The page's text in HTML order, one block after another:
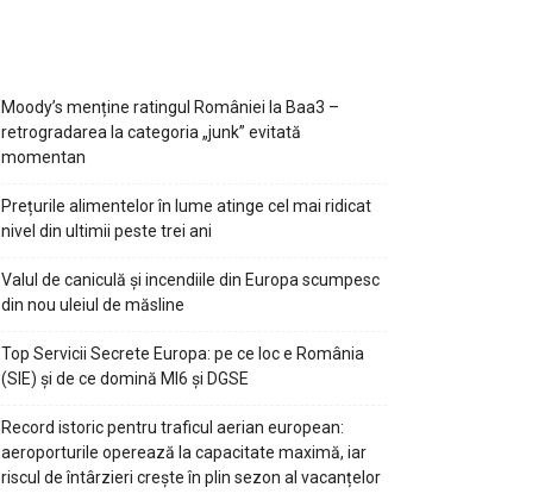
Moody’s menține ratingul României la Baa3 –
retrogradarea la categoria „junk” evitată
momentan
Prețurile alimentelor în lume atinge cel mai ridicat
nivel din ultimii peste trei ani
Valul de caniculă și incendiile din Europa scumpesc
din nou uleiul de măsline
Top Servicii Secrete Europa: pe ce loc e România
(SIE) și de ce domină MI6 și DGSE
Record istoric pentru traficul aerian european:
aeroporturile operează la capacitate maximă, iar
riscul de întârzieri crește în plin sezon al vacanțelor